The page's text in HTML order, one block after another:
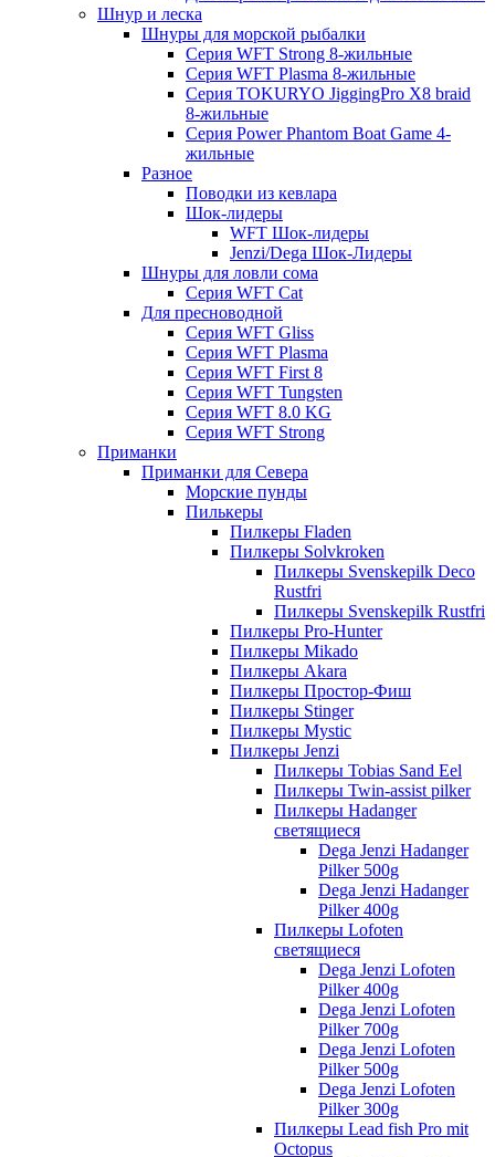
Шнур и леска
Шнуры для морской рыбалки
Серия WFT Strong 8-жильные
Серия WFT Plasma 8-жильные
Серия TOKURYO JiggingPro X8 braid
8-жильные
Серия Power Phantom Boat Game 4-
жильные
Разное
Поводки из кевлара
Шок-лидеры
WFT Шок-лидеры
Jenzi/Dega Шок-Лидеры
Шнуры для ловли сома
Серия WFT Cat
Для пресноводной
Серия WFT Gliss
Серия WFT Plasma
Серия WFT First 8
Серия WFT Tungsten
Серия WFT 8.0 KG
Серия WFT Strong
Приманки
Приманки для Севера
Морские пунды
Пилькеры
Пилкеры Fladen
Пилкеры Solvkroken
Пилкеры Svenskepilk Deco
Rustfri
Пилкеры Svenskepilk Rustfri
Пилкеры Pro-Hunter
Пилкеры Mikado
Пилкеры Akara
Пилкеры Простор-Фиш
Пилкеры Stinger
Пилкеры Mystic
Пилкеры Jenzi
Пилкеры Tobias Sand Eel
Пилкеры Twin-assist pilker
Пилкеры Hadanger
светящиеся
Dega Jenzi Hadanger
Pilker 500g
Dega Jenzi Hadanger
Pilker 400g
Пилкеры Lofoten
светящиеся
Dega Jenzi Lofoten
Pilker 400g
Dega Jenzi Lofoten
Pilker 700g
Dega Jenzi Lofoten
Pilker 500g
Dega Jenzi Lofoten
Pilker 300g
Пилкеры Lead fish Pro mit
Octopus